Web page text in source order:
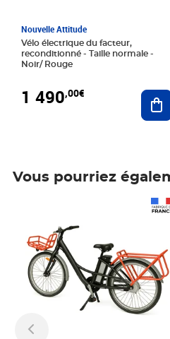
Nouvelle Attitude
Vélo électrique du facteur,
reconditionné - Taille normale -
Noir/ Rouge
1 490,00€
Vous pourriez